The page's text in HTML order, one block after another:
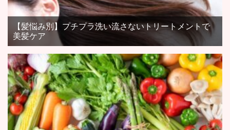
【髪悩み別】プチプラ洗い流さないトリートメントで
美髪ケア